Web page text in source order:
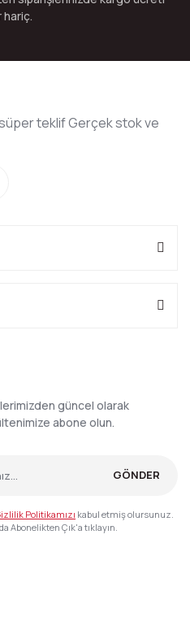
hariç.
teklif Gerçek stok ve
güncel olarak
abone olun.
GÖNDER
Politikamızı kabul etmiş olursunuz.
Abonelikten Çık'a tıklayın.